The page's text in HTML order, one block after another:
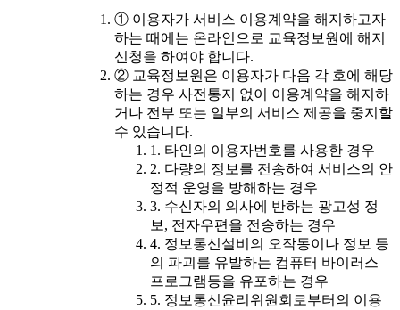
① 이용자가 서비스 이용계약을 해지하고자
하는 때에는 온라인으로 교육정보원에 해지
신청을 하여야 합니다.
② 교육정보원은 이용자가 다음 각 호에 해당
하는 경우 사전통지 없이 이용계약을 해지하
거나 전부 또는 일부의 서비스 제공을 중지할
수 있습니다.
1. 타인의 이용자번호를 사용한 경우
2. 다량의 정보를 전송하여 서비스의 안
정적 운영을 방해하는 경우
3. 수신자의 의사에 반하는 광고성 정
보, 전자우편을 전송하는 경우
4. 정보통신설비의 오작동이나 정보 등
의 파괴를 유발하는 컴퓨터 바이러스
프로그램등을 유포하는 경우
5. 정보통신윤리위원회로부터의 이용